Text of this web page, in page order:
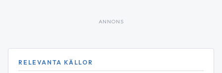
ANNONS
RELEVANTA KÄLLOR